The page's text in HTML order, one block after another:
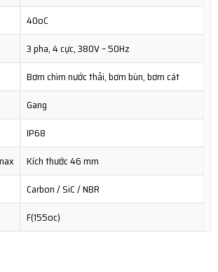
40oC
3 pha, 4 cực, 380V – 50Hz
Bơm chìm nước thải, bơm bùn, bơm cát
Gang
IP68
Kích thước 46 mm
Carbon / SiC / NBR
F(155oc)